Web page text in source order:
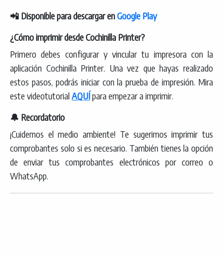
📲 Disponible para descargar enGoogle Play
¿Cómo imprimir desde Cochinilla Printer?
Primero debes configurar y vincular tu impresora con la
aplicación Cochinilla Printer. Una vez que hayas realizado
estos pasos, podrás iniciar con la prueba de impresión. Mira
este videotutorialAQUÍpara empezar a imprimir.
🔔 Recordatorio
¡Cuidemos el medio ambiente! Te sugerimos imprimir tus
comprobantes solo si es necesario. También tienes la opción
de enviar tus comprobantes electrónicos por correo o
WhatsApp.